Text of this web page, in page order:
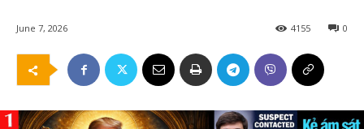
June 7, 2026 0
4155